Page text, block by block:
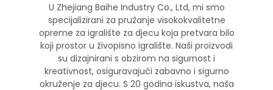
U Zhejiang Baihe Industry Co., Ltd, mi smo
specijalizirani za pružanje visokokvalitetne
opreme za igralište za djecu koja pretvara bilo
koji prostor u živopisno igralište. Naši proizvodi
su dizajnirani s obzirom na sigurnost i
kreativnost, osiguravajući zabavno i sigurno
okruženje za djecu. S 20 godina iskustva, naša